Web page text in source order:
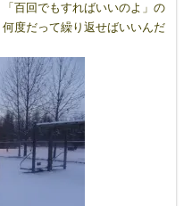
百回でもすればいいのよ」の
度だって繰り返せばいいんだ